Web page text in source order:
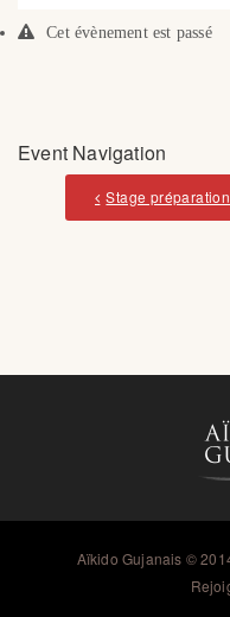
Cet évènement est passé
Event Navigation
Stage
Aïkido Gujanais ©